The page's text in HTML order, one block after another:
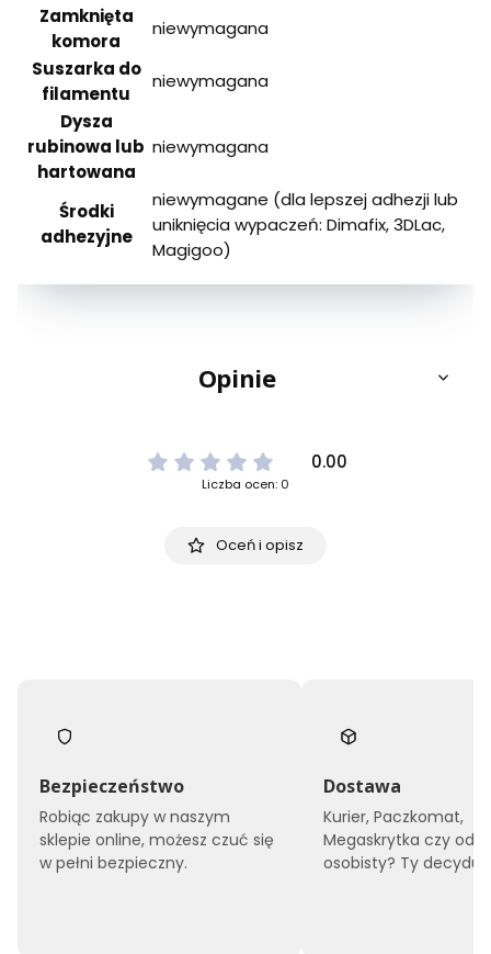
Zamknięta
komora
niewymagana
Suszarka do
filamentu
niewymagana
Dysza
rubinowa lub
hartowana
niewymagana
Środki
adhezyjne
niewymagane (dla lepszej adhezji lub
uniknięcia wypaczeń: Dimafix, 3DLac,
Magigoo)
Opinie
0.00
Liczba ocen: 0
Oceń i opisz
Bezpieczeństwo
Robiąc zakupy w naszym
sklepie online, możesz czuć się
w pełni bezpieczny.
Dostawa
Kurier, Paczkomat,
Megaskrytka czy
osobisty? Ty